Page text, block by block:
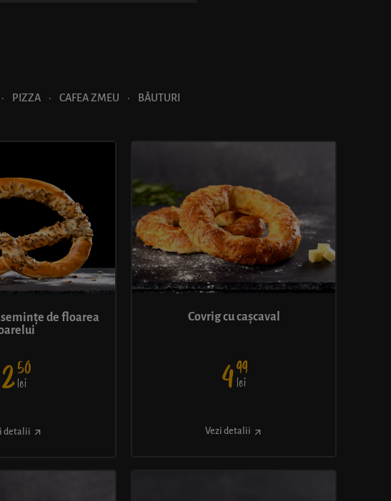
· PIZZA · CAFEA ZMEU · BĂUTURI
semințe de floarea
250
lei
detalii
Covrig cu cașcaval
499
lei
Vezi detalii